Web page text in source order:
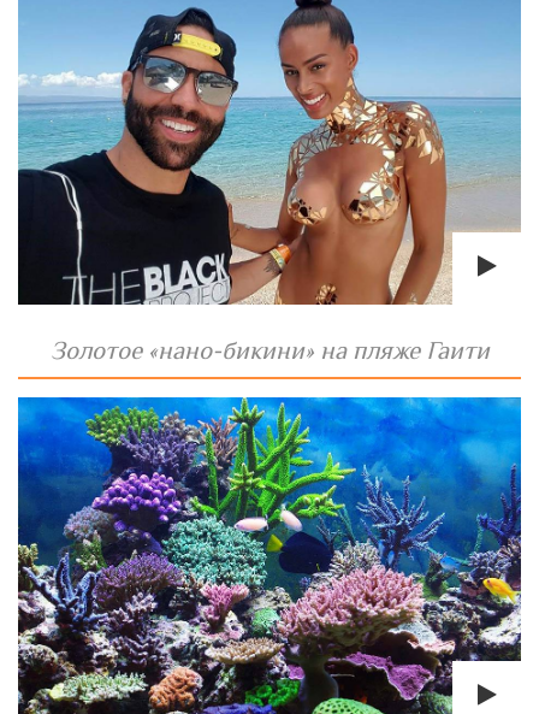
Золотое «нано-бикини» на пляже Гаити